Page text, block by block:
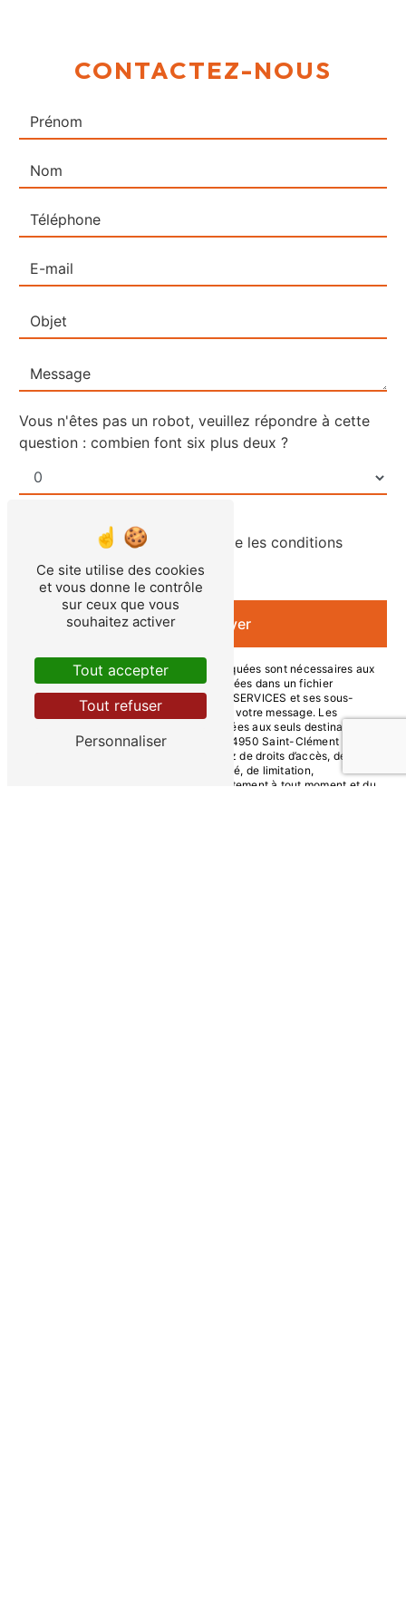
CONTACTEZ-NOUS
Vous n'êtes pas un robot, veuillez répondre à cette
question : combien font six plus deux ?
En cochant cette case, j'accepte les conditions
particulières ci-dessous **
Envoyer
** Les données personnelles communiquées sont nécessaires aux
fins de vous contacter et sont enregistrées dans un fichier
informatisé. Elles sont destinées à AJL SERVICES et ses sous-
traitants dans le seul but de répondre à votre message. Les
données collectées seront communiquées aux seuls destinataires
suivants: AJL SERVICES 3 rue Cyfflé 54950 Saint-Clément
ajl.services@icloud.com. Vous disposez de droits d’accès, de
rectification, d’effacement, de portabilité, de limitation,
d’opposition, de retrait de votre consentement à tout moment et du
Ce site utilise des cookies
et vous donne le contrôle
sur ceux que vous
souhaitez activer
Tout accepter
Tout refuser
Personnaliser